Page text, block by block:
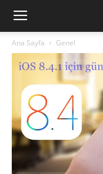
Ana Sayfa Genel